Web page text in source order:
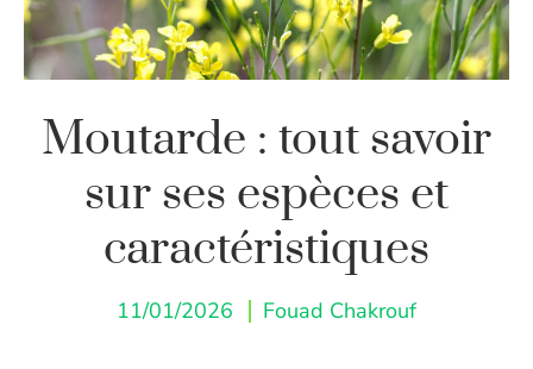
Moutarde : tout savoir
sur ses espèces et
caractéristiques
11/01/2026 Fouad Chakrouf